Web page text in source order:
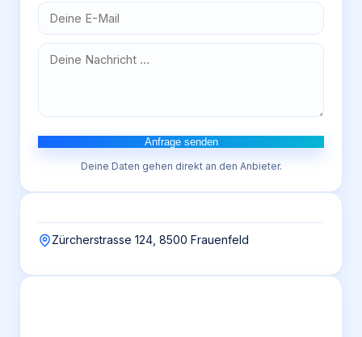
Anfrage senden
Deine Daten gehen direkt an den Anbieter.
Zürcherstrasse 124, 8500 Frauenfeld